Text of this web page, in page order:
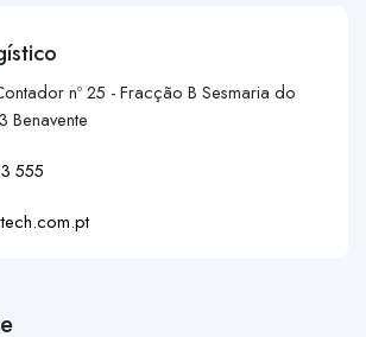
nº 25 - Fracção B Sesmaria do
Benavente
555